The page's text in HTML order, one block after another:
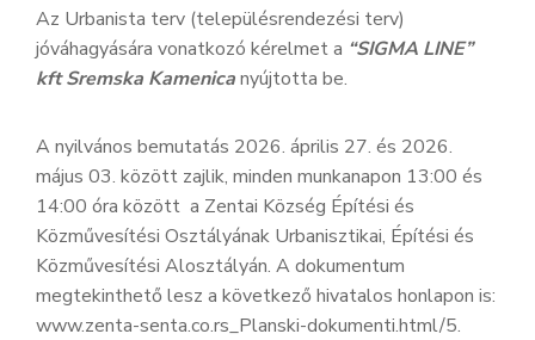
Az Urbanista terv (településrendezési terv)
jóváhagyására vonatkozó kérelmet a “SIGMA LINE”
kft Sremska Kamenicanyújtotta be.
A nyilvános bemutatás 2026. április 27. és 2026.
május 03. között zajlik, minden munkanapon 13:00 és
14:00 óra között a Zentai Község Építési és
Közművesítési Osztályának Urbanisztikai, Építési és
Közművesítési Alosztályán. A dokumentum
megtekinthető lesz a következő hivatalos honlapon is:
www.zenta-senta.co.rs_Planski-dokumenti.html/5.